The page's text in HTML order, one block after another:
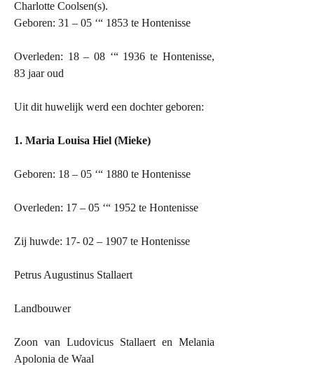
Charlotte Coolsen(s).
Geboren: 31 – 05 ‘“ 1853 te Hontenisse
Overleden: 18 – 08 ‘“ 1936 te Hontenisse,
83 jaar oud
Uit dit huwelijk werd een dochter geboren:
1. Maria Louisa Hiel (Mieke)
Geboren: 18 – 05 ‘“ 1880 te Hontenisse
Overleden: 17 – 05 ‘“ 1952 te Hontenisse
Zij huwde: 17- 02 – 1907 te Hontenisse
Petrus Augustinus Stallaert
Landbouwer
Zoon van Ludovicus Stallaert en Melania
Apolonia de Waal